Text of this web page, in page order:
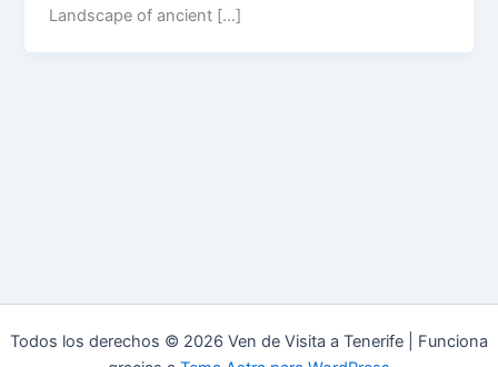
Landscape of ancient […]
Todos los derechos © 2026 Ven de Visita a Tenerife | Funciona